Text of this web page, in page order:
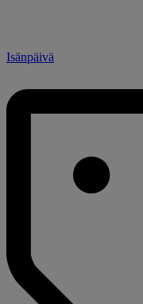
Isänpäivä